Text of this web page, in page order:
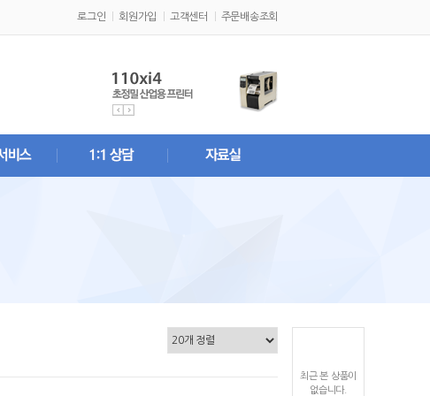
로그인 회원가입 고객센터 주문배송조회
최근 본 상품이
없습니다.